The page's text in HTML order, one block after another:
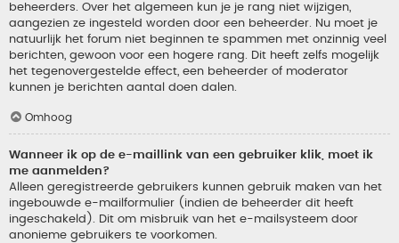
beheerders. Over het algemeen kun je je rang niet wijzigen,
aangezien ze ingesteld worden door een beheerder. Nu moet je
natuurlijk het forum niet beginnen te spammen met onzinnig veel
berichten, gewoon voor een hogere rang. Dit heeft zelfs mogelijk
het tegenovergestelde effect, een beheerder of moderator
kunnen je berichten aantal doen dalen.
Omhoog
Wanneer ik op de e-maillink van een gebruiker klik, moet ik
me aanmelden?
Alleen geregistreerde gebruikers kunnen gebruik maken van het
ingebouwde e-mailformulier (indien de beheerder dit heeft
ingeschakeld). Dit om misbruik van het e-mailsysteem door
anonieme gebruikers te voorkomen.